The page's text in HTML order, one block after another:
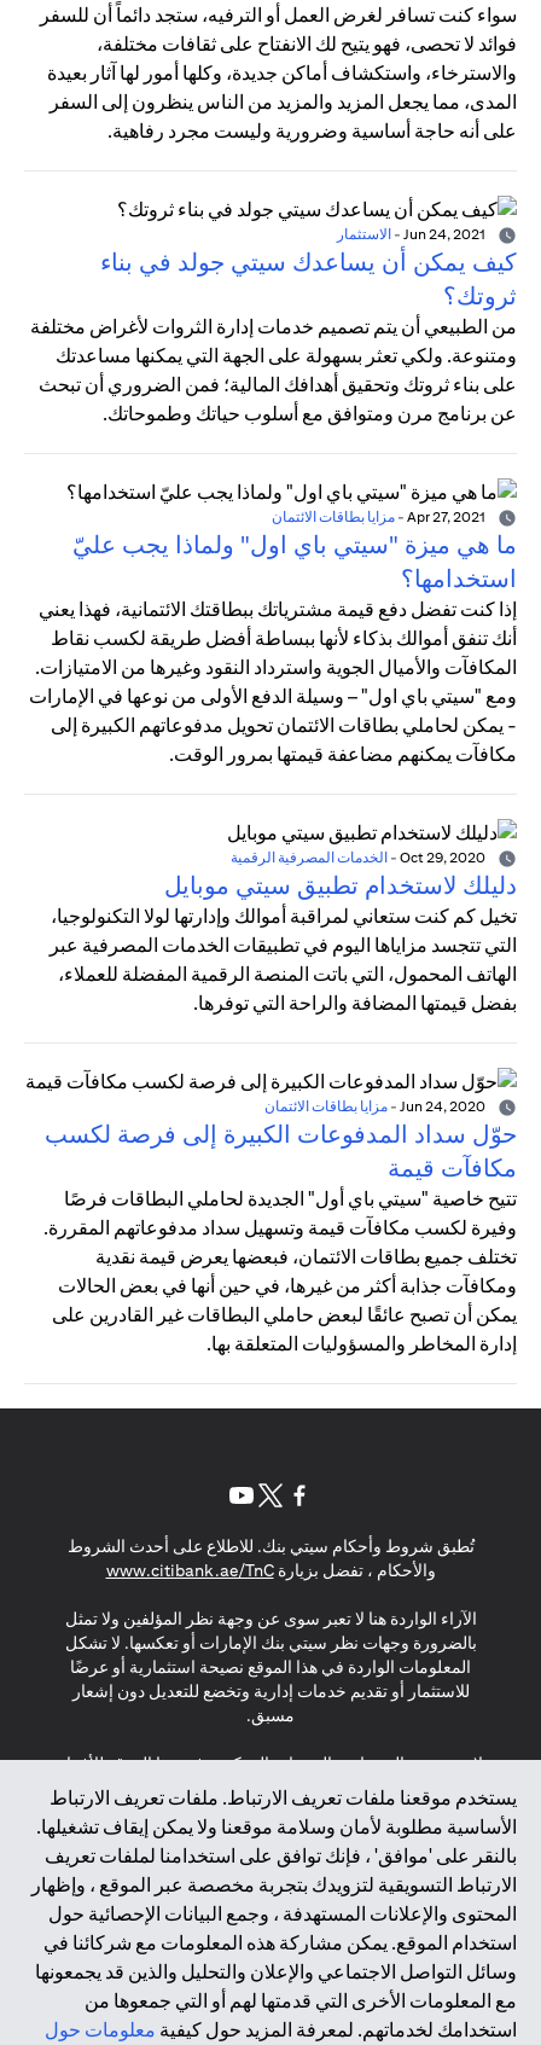
سواء كنت تسافر لغرض العمل أو الترفيه، ستجد دائماً أن للسفر
فوائد لا تحصى، فهو يتيح لك الانفتاح على ثقافات مختلفة،
والاسترخاء، واستكشاف أماكن جديدة، وكلها أمور لها آثار بعيدة
المدى، مما يجعل المزيد والمزيد من الناس ينظرون إلى السفر
على أنه حاجة أساسية وضرورية وليست مجرد رفاهية.
- الاستثمار
كيف يمكن أن يساعدك سيتي جولد في بناء
ثروتك؟
من الطبيعي أن يتم تصميم خدمات إدارة الثروات لأغراض مختلفة
ومتنوعة. ولكي تعثر بسهولة على الجهة التي يمكنها مساعدتك
على بناء ثروتك وتحقيق أهدافك المالية؛ فمن الضروري أن تبحث
عن برنامج مرن ومتوافق مع أسلوب حياتك وطموحاتك.
- مزايا بطاقات الائتمان
ما هي ميزة "سيتي باي اول" ولماذا يجب عليّ
استخدامها؟
إذا كنت تفضل دفع قيمة مشترياتك ببطاقتك الائتمانية، فهذا يعني
أنك تنفق أموالك بذكاء لأنها ببساطة أفضل طريقة لكسب نقاط
المكافآت والأميال الجوية واسترداد النقود وغيرها من الامتيازات.
ومع "سيتي باي اول" – وسيلة الدفع الأولى من نوعها في الإمارات
- يمكن لحاملي بطاقات الائتمان تحويل مدفوعاتهم الكبيرة إلى
مكافآت يمكنهم مضاعفة قيمتها بمرور الوقت.
- الخدمات المصرفية الرقمية
دليلك لاستخدام تطبيق سيتي موبايل
تخيل كم كنت ستعاني لمراقبة أموالك وإدارتها لولا التكنولوجيا،
التي تتجسد مزاياها اليوم في تطبيقات الخدمات المصرفية عبر
الهاتف المحمول، التي باتت المنصة الرقمية المفضلة للعملاء،
بفضل قيمتها المضافة والراحة التي توفرها.
- مزايا بطاقات الائتمان
حوّل سداد المدفوعات الكبيرة إلى فرصة لكسب
مكافآت قيمة
تتيح خاصية "سيتي باي أول" الجديدة لحاملي البطاقات فرصًا
وفيرة لكسب مكافآت قيمة وتسهيل سداد مدفوعاتهم المقررة.
تختلف جميع بطاقات الائتمان، فبعضها يعرض قيمة نقدية
ومكافآت جذابة أكثر من غيرها، في حين أنها في بعض الحالات
يمكن أن تصبح عائقًا لبعض حاملي البطاقات غير القادرين على
إدارة المخاطر والمسؤوليات المتعلقة بها.
يستخدم موقعنا ملفات تعريف الارتباط. ملفات تعريف الارتباط
الأساسية مطلوبة لأمان وسلامة موقعنا ولا يمكن إيقاف تشغيلها.
بالنقر على 'موافق' ، فإنك توافق على استخدامنا لملفات تعريف
الارتباط التسويقية لتزويدك بتجربة مخصصة عبر الموقع ، وإظهار
المحتوى والإعلانات المستهدفة ، وجمع البيانات الإحصائية حول
استخدام الموقع. يمكن مشاركة هذه المعلومات مع شركائنا في
وسائل التواصل الاجتماعي والإعلان والتحليل والذين قد يجمعونها
مع المعلومات الأخرى التي قدمتها لهم أو التي جمعوها من
استخدامك لخدماتهم. لمعرفة المزيد حول كيفية معلومات حول
تُطبق شروط وأحكام سيتي بنك. للاطلاع على أحدث الشروط
والأحكام ، تفضل بزيارةwww.citibank.ae/TnC
in a new tab
الآراء الواردة هنا لا تعبر سوى عن وجهة نظر المؤلفين ولا تمثل
بالضرورة وجهات نظر سيتي بنك الإمارات أو تعكسها. لا تشكل
المعلومات الواردة في هذا الموقع نصيحة استثمارية أو عرضًا
للاستثمار أو تقديم خدمات إدارية وتخضع للتعديل دون إشعار
مسبق.
لا يتم تقديم المنتجات والخدمات المذكورة في هذا الموقع للأفراد
المقيمين في الاتحاد الأوروبي أو المنطقة الاقتصادية الأوروبية أو
سويسرا أو غيرنسي أو جيرسي أو موناكو أو سان مارينو أو
الفاتيكان أو جزيرة مان أو المملكة المتحدة أو خصوصية البيانات
(لائحة حماية البيانات العامة \ قانون حماية البيانات الشخصية
العامة \ قانون خصوصية نيوزيلندا). المحتوى الموجود في هذه
الصفحة ليس ولا ينبغي تفسيره على أنه عرض أو دعوة أو دعوة
لشراء أو بيع أي من المنتجات والخدمات المذكورة هنا لمثل هؤلاء
الأفراد.
*GDPR – اللائحة العامة لحماية البيانات؛ * LGPD – Lei Geral de
Proteção de Dados Pessoais ; *NZPA – قانون الخصوصية